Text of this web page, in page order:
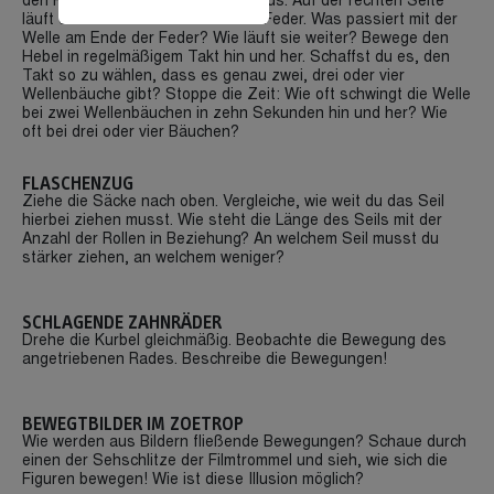
läuft eine Welle bis zum Ende der Feder. Was passiert mit der
Welle am Ende der Feder? Wie läuft sie weiter? Bewege den
Hebel in regelmäßigem Takt hin und her. Schaffst du es, den
Takt so zu wählen, dass es genau zwei, drei oder vier
Wellenbäuche gibt? Stoppe die Zeit: Wie oft schwingt die Welle
bei zwei Wellenbäuchen in zehn Sekunden hin und her? Wie
oft bei drei oder vier Bäuchen?
FLASCHENZUG
Ziehe die Säcke nach oben. Vergleiche, wie weit du das Seil
hierbei ziehen musst. Wie steht die Länge des Seils mit der
Anzahl der Rollen in Beziehung? An welchem Seil musst du
stärker ziehen, an welchem weniger?
SCHLAGENDE ZAHNRÄDER
Drehe die Kurbel gleichmäßig. Beobachte die Bewegung des
angetriebenen Rades. Beschreibe die Bewegungen!
BEWEGTBILDER IM ZOETROP
Wie werden aus Bildern fließende Bewegungen? Schaue durch
einen der Sehschlitze der Filmtrommel und sieh, wie sich die
Figuren bewegen! Wie ist diese Illusion möglich?